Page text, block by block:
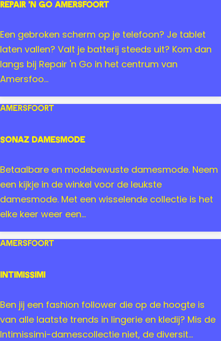
a
t
r
ä
t
r
m
r
s
f
o
r
Repair 'n Go Amersfoort
R
e
p
a
i
r
n
o
A
m
e
s
o
r
t
Een gebroken scherm op je telefoon? Je tablet
laten vallen? Valt je batterij steeds uit? Kom dan
langs bij Repair 'n Go in het centrum van
Amersfoo...
Sonaz Damesmode
S
o
n
a
z
D
m
s
m
o
Betaalbare en modebewuste damesmode. Neem
een kijkje in de winkel voor de leukste
damesmode. Met een wisselende collectie is het
elke keer weer een...
Amersfoort
Intimissimi
I
n
t
Ben jij een fashion follower die op de hoogte is
van alle laatste trends in lingerie en kledij? Mis de
Intimissimi-damescollectie niet, de diversit...
Amersfoort